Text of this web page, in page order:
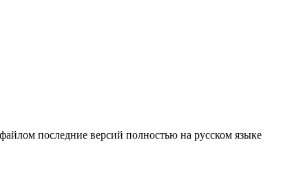
последние версий полностью на русском языке